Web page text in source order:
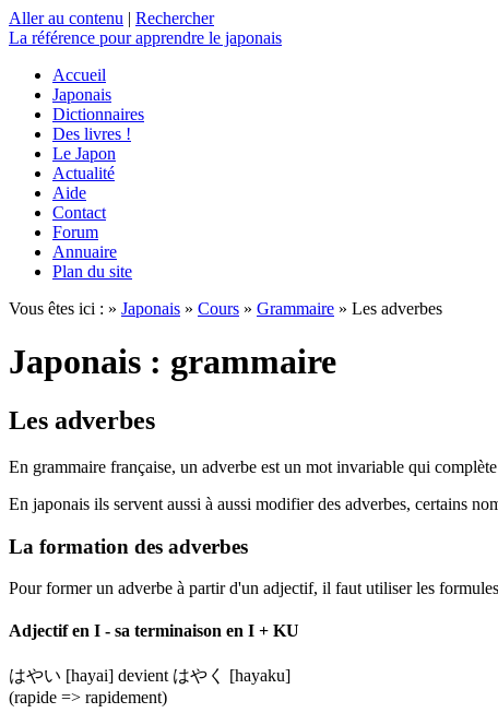
Aller au contenu | Rechercher
La référence pour apprendre le japonais
Accueil
Japonais
Dictionnaires
Des livres !
Le Japon
Actualité
Aide
Contact
Forum
Annuaire
Plan du site
Vous êtes ici : » Japonais » Cours » Grammaire » Les adverbes
Japonais : grammaire
Les adverbes
En grammaire française, un adverbe est un mot invariable qui
En japonais ils servent aussi à aussi modifier des adverbes, certains
La formation des adverbes
Pour former un adverbe à partir d'un adjectif, il faut utiliser les
Adjectif en I - sa terminaison en I + KU
はやい [hayai] devient はやく
[hayaku]
(rapide => rapidement)